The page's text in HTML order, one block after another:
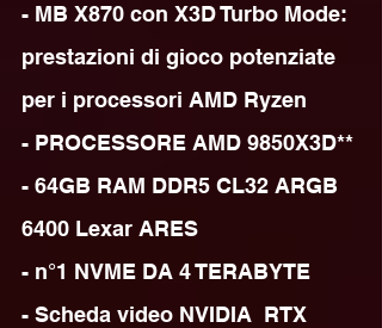
- MB X870 con X3D Turbo Mode:
prestazioni di gioco potenziate
per i processori AMD Ryzen
- PROCESSORE AMD 9850X3D**
- 64GB RAM DDR5 CL32 ARGB
6400 Lexar ARES
- n°1 NVME DA 4 TERABYTE
- Scheda video NVIDIA  RTX